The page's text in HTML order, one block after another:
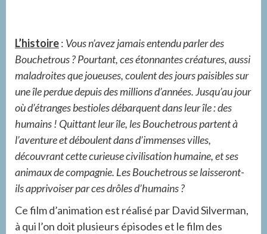
L’histoire: Vous n’avez jamais entendu parler des
Bouchetrous ? Pourtant, ces étonnantes créatures, aussi
maladroites que joueuses, coulent des jours paisibles sur
une île perdue depuis des millions d’années. Jusqu’au jour
où d’étranges bestioles débarquent dans leur île : des
humains ! Quittant leur île, les Bouchetrous partent à
l’aventure et déboulent dans d’immenses villes,
découvrant cette curieuse civilisation humaine, et ses
animaux de compagnie. Les Bouchetrous se laisseront-
ils apprivoiser par ces drôles d’humains ?
Ce film d’animation est réalisé par David Silverman,
à qui l’on doit plusieurs épisodes et le film des